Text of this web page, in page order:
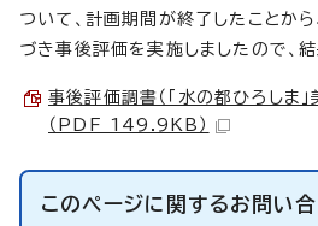
ついて、計画期間が終了したことか
づき事後評価を実施しましたので、結
事後評価調書（「水の都ひろしま
（PDF 149.9KB）
このページに関するお問い